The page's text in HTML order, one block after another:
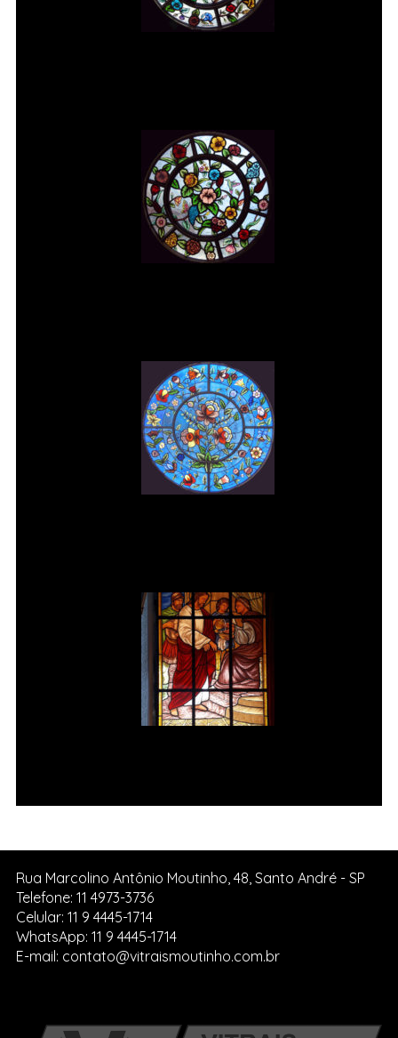
Rua Marcolino Antônio Moutinho, 48, Santo André - SP
Telefone: 11 4973-3736
Celular: 11 9 4445-1714
WhatsApp: 11 9 4445-1714
E-mail: contato@vitraismoutinho.com.br